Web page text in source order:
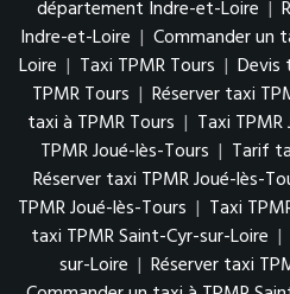
département Indre-et-Loire |
Indre-et-Loire | Commander un
Loire | Taxi TPMR Tours | Devis
TPMR Tours | Réserver taxi
taxi à TPMR Tours | Taxi
TPMR Joué-lès-Tours | Tarif
Réserver taxi TPMR Joué-lès-
TPMR Joué-lès-Tours | Taxi
taxi TPMR Saint-Cyr-sur-Loire |
sur-Loire | Réserver taxi